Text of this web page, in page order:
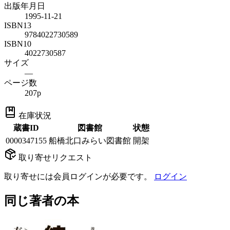
出版年月日
1995-11-21
ISBN13
9784022730589
ISBN10
4022730587
サイズ
—
ページ数
207p
在庫状況
蔵書ID
図書館
状態
0000347155 船橋北口みらい図書館 開架
取り寄せリクエスト
取り寄せには会員ログインが必要です。 ログイン
同じ著者の本